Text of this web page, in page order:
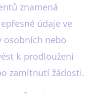
znamená
údaje ve
osobních nebo
k prodloužení
zamítnutí žádosti.